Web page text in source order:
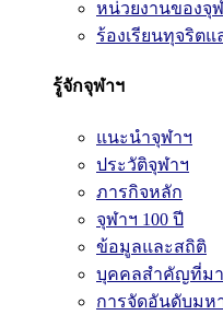
หน่วยงานของจุ
ร้องเรียนทุจริต
รู้จักจุฬาฯ
แนะนำจุฬาฯ
ประวัติจุฬาฯ
ภารกิจหลัก
จุฬาฯ 100 ปี
ข้อมูลและสถิติ
บุคคลสำคัญที่มา
การจัดอันดับมห